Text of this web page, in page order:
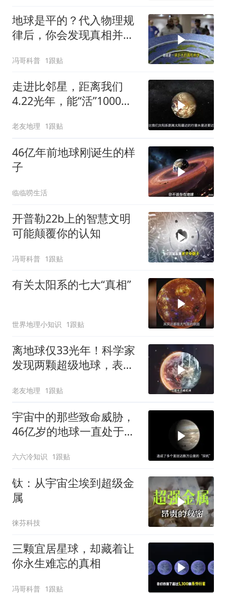
地球是平的？代入物理规
律后，你会发现真相并非
冯哥科普 1跟贴
走进比邻星，距离我们
4.22光年，能“活”1000亿
老友地理 1跟贴
46亿年前地球刚诞生的样
子
临临唠生活
开普勒22b上的智慧文明
可能颠覆你的认知
冯哥科普 1跟贴
有关太阳系的七大“真相”
世界地理小知识 1跟贴
离地球仅33光年！科学家
发现两颗超级地球，表面
老友地理 1跟贴
宇宙中的那些致命威胁，
46亿岁的地球一直处于危
六六冷知识 1跟贴
钛：从宇宙尘埃到超级金
属
徕芬科技
三颗宜居星球，却藏着让
你永生难忘的真相
冯哥科普 1跟贴